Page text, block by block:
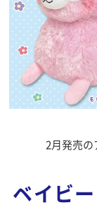
2月発売の
ベイビ